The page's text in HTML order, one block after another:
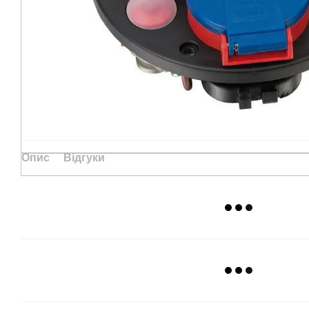
Опис Відгуки